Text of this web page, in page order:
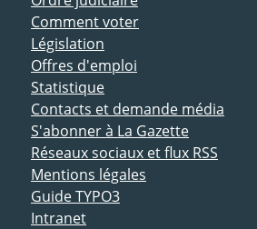
Comment voter
Législation
Offres d'emploi
Statistique
Contacts et demande média
S'abonner à La Gazette
Réseaux sociaux et flux RSS
Mentions légales
Guide TYPO3
Intranet